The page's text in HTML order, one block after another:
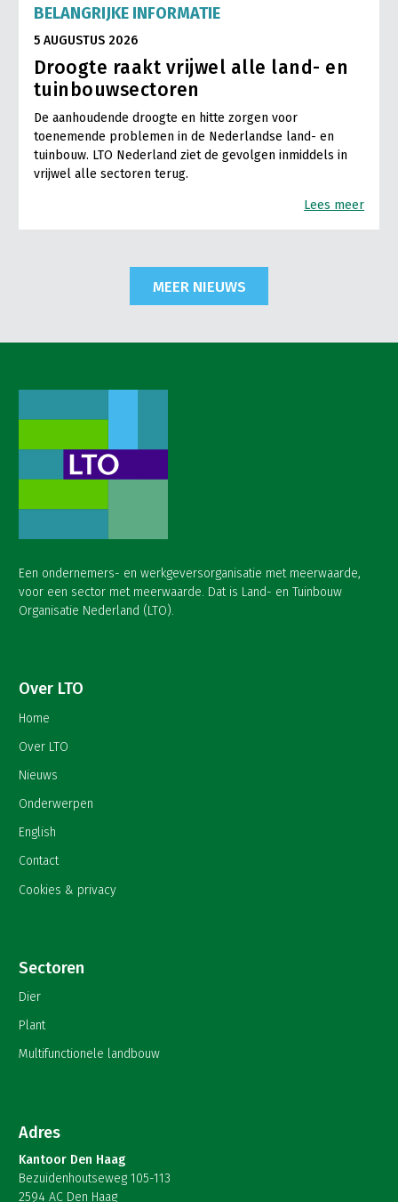
BELANGRIJKE INFORMATIE
5 AUGUSTUS 2026
Droogte raakt vrijwel alle land- en
tuinbouwsectoren
De aanhoudende droogte en hitte zorgen voor
toenemende problemen in de Nederlandse land- en
tuinbouw. LTO Nederland ziet de gevolgen inmiddels in
vrijwel alle sectoren terug.
Lees meer
MEER NIEUWS
Een ondernemers- en werkgeversorganisatie met meerwaarde,
voor een sector met meerwaarde. Dat is Land- en Tuinbouw
Organisatie Nederland (LTO).
Over LTO
Home
Over LTO
Nieuws
Onderwerpen
English
Contact
Cookies & privacy
Sectoren
Dier
Plant
Multifunctionele landbouw
Adres
Kantoor Den Haag
Bezuidenhoutseweg 105-113
2594 AC Den Haag